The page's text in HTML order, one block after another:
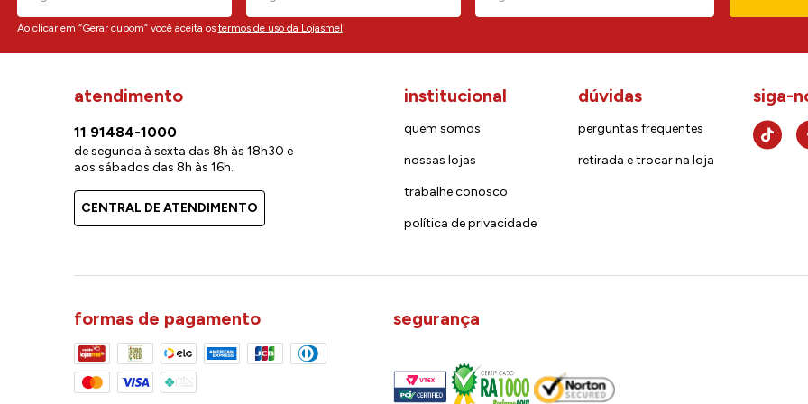
Ao clicar em “Gerar cupom” você aceita os termos de uso da Lojasmel
atendimento
11 91484-1000
de segunda à sexta das 8h às 18h30 e
aos sábados das 8h às 16h.
CENTRAL DE ATENDIMENTO
institucional
quem somos
nossas lojas
trabalhe conosco
política de privacidade
dúvidas
perguntas frequentes
retirada e trocar na loja
siga-
formas de pagamento segurança